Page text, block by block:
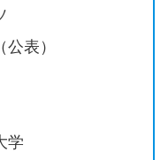
表）
学